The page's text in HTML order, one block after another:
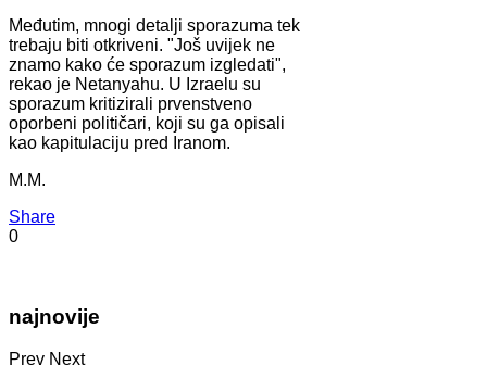
Međutim, mnogi detalji sporazuma tek
trebaju biti otkriveni. "Još uvijek ne
znamo kako će sporazum izgledati",
rekao je Netanyahu. U Izraelu su
sporazum kritizirali prvenstveno
oporbeni političari, koji su ga opisali
kao kapitulaciju pred Iranom.
M.M.
Share
0
najnovije
Prev Next